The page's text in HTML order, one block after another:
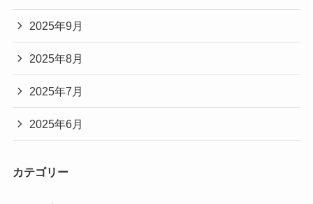
2025年9月
2025年8月
2025年7月
2025年6月
カテゴリー